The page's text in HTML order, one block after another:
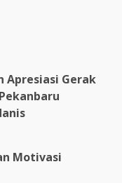
Apresiasi Gerak
Motivasi